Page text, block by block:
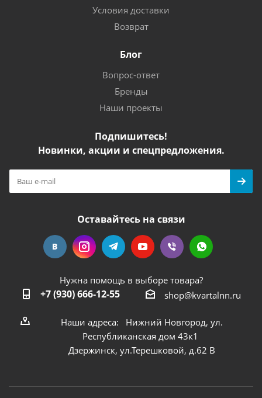
Условия доставки
Возврат
Блог
Вопрос-ответ
Бренды
Наши проекты
Подпишитесь!
Новинки, акции и спецпредложения.
Оставайтесь на связи
Нужна помощь в выборе товара?
+7 (930) 666-12-55 shop@kvartalnn.ru
Наши адреса: Нижний Новгород, ул.
Республиканская дом 43к1
Дзержинск, ул.Терешковой, д.62 В